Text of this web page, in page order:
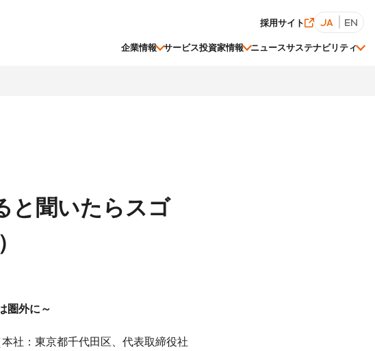
採用サイト JA EN
企業情報
社・その他関連会社一覧
サービス投資家情報 ニュースサステナビリティ
イアンス
）
貢献
聞いたらスゴ
圏外に～
社：東京都千代田区、代表取締役社